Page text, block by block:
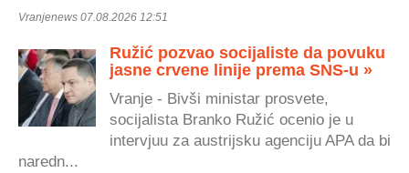
Vranjenews 07.08.2026 12:51
Ružić pozvao socijaliste da povuku
jasne crvene linije prema SNS-u »
Vranje - Bivši ministar prosvete,
socijalista Branko Ružić ocenio je u
intervjuu za austrijsku agenciju APA da bi
naredn...